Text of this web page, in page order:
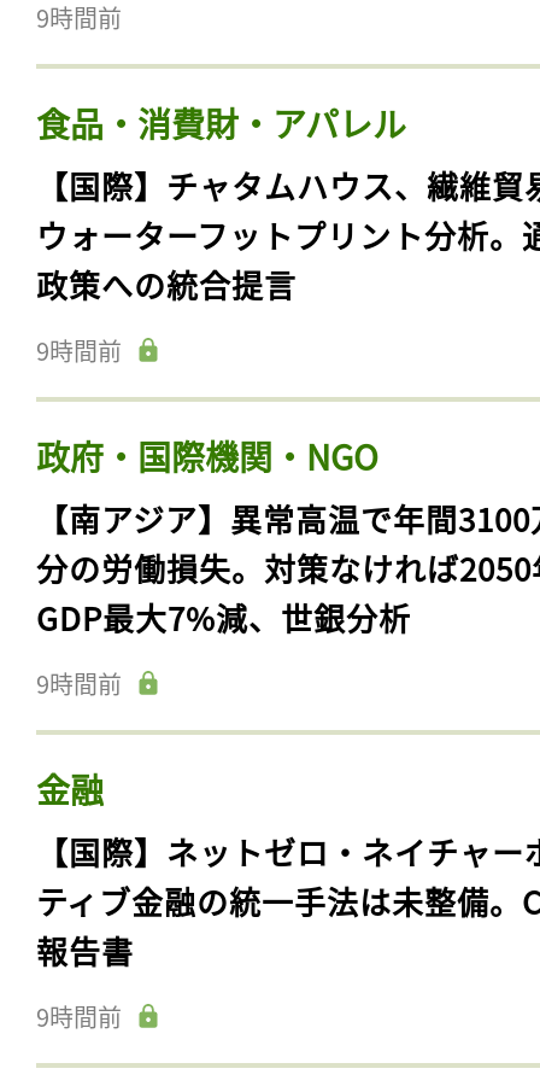
9時間前
食品・消費財・アパレル
【国際】チャタムハウス、繊維貿
ウォーターフットプリント分析。
政策への統合提言
9時間前
政府・国際機関・NGO
【南アジア】異常高温で年間
分の労働損失。対策なければ
GDP最大7%減、世銀分析
9時間前
金融
【国際】ネットゼロ・ネイチャー
ティブ金融の統一手法は未整備。
報告書
9時間前